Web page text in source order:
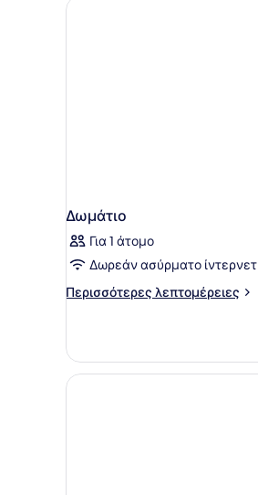
Δωμάτιο
Για 1 άτομο
Δωρεάν ασύρματο ίντερνετ
Περισσότερες λεπτομέρειες
Περισσότερες